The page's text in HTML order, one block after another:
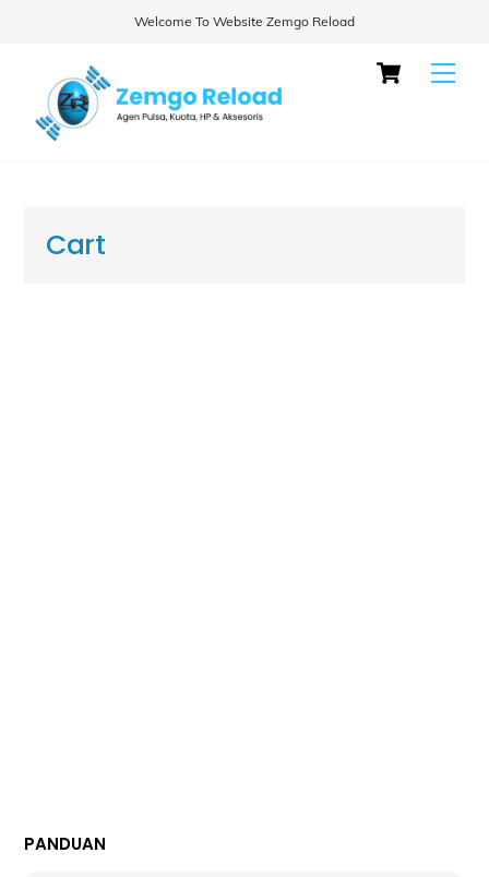
Welcome To Website Zemgo Reload
content
Cart
Cart
PANDUAN